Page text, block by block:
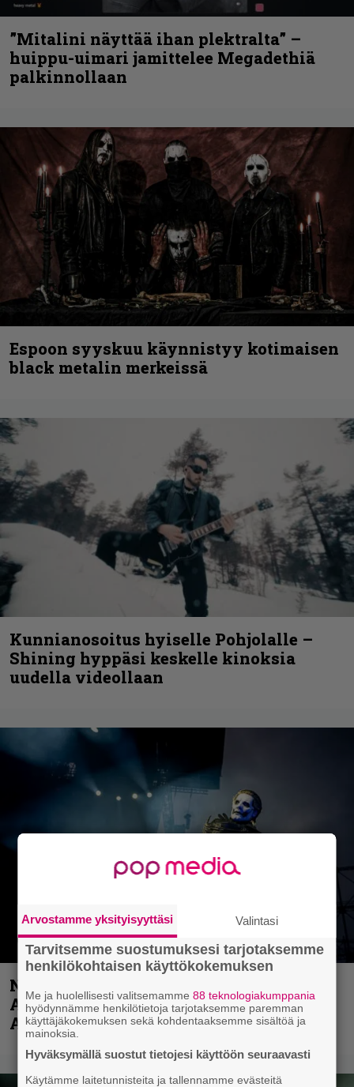
”Mitalini näyttää ihan plektralta” –
huippu-uimari jamittelee Megadethiä
palkinnollaan
Espoon syyskuu käynnistyy kotimaisen
black metalin merkeissä
Kunnianosoitus hyiselle Pohjolalle –
Shining hyppäsi keskelle kinoksia
uudella videollaan
Näin lähtee Ghostin Tobias Forgelta
Accept – menossa mukana myös
Anthrax- ja Korn-miehistöä
Arvostamme yksityisyyttäsi Valintasi
Tarvitsemme suostumuksesi tarjotaksemme
henkilökohtaisen käyttökokemuksen
Me ja huolellisesti valitsemamme88 teknologiakumppania
hyödynnämme henkilötietoja tarjotaksemme paremman
käyttäjäkokemuksen sekä kohdentaaksemme sisältöä ja
mainoksia.
Hyväksymällä suostut tietojesi käyttöön seuraavasti
Käytämme laitetunnisteita ja tallennamme evästeitä